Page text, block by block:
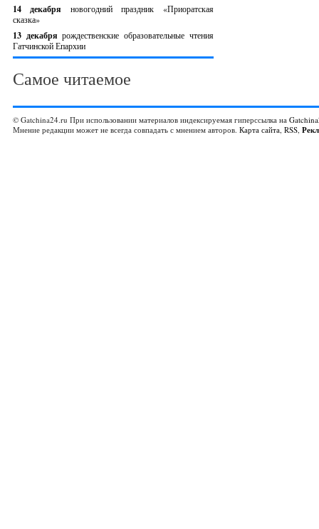
14 декабря новогодний праздник «Приоратская
сказка»
13 декабрярождественские образовательные чтения
Гатчинской Епархии
Самое читаемое
© Gatchina24.ru При использовании материалов индексируемая гиперссылка на
Мнение редакции может не всегда совпадать с мнением авторов. Карта сайта, RSS,